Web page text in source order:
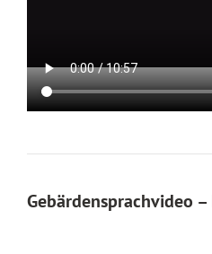
Gebärdensprachvideo